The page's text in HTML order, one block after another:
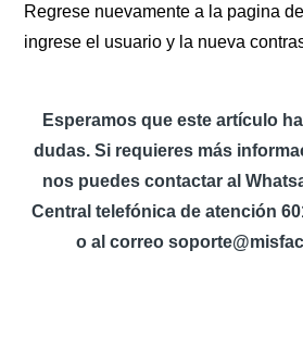
Regrese nuevamente a la pagina
ingrese el usuario y la nueva
Esperamos que este artículo
dudas. Si requieres más
nos puedes contactar al
Central telefónica de atención
o al correo